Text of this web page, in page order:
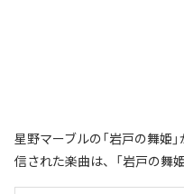
星野マーブルの「岩戸の舞姫
信された楽曲は、「岩戸の舞